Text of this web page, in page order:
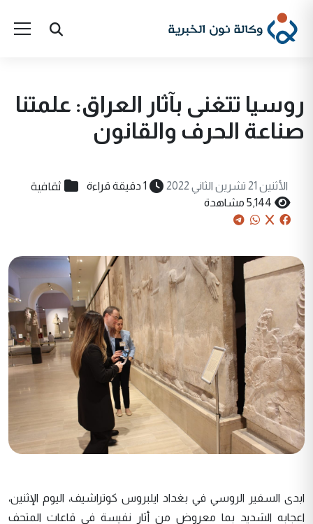
روسيا تتغنى بآثار العراق: علمتنا
صناعة الحرف والقانون
الأثنين 21 تشرين الثاني 2022 1 دقيقة قراءة ثقافية
5,144 مشاهدة
ابدى السفير الروسي في بغداد ايلبروس كوتراشيف، اليوم الإثنين،
اعجابه الشديد بما معروض من أثار نفيسة في قاعات المتحف